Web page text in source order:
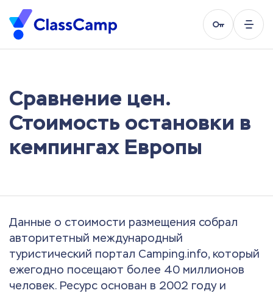
Сравнение цен.
Стоимость остановки в
кемпингах Европы
Данные о стоимости размещения собрал
авторитетный международный
туристический портал Camping.info, который
ежегодно посещают более 40 миллионов
человек. Ресурс основан в 2002 году и